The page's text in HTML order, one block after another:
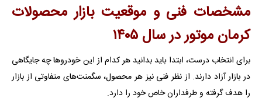
مشخصات فنی و موقعیت بازار محصولات
کرمان موتور در سال ۱۴۰۵
برای انتخاب درست، ابتدا باید بدانید هر کدام از این خودروها چه جایگاهی
در بازار آزاد دارند. از نظر فنی نیز هر محصول، سگمنت‌های متفاوتی از بازار
را هدف گرفته‌ و طرفداران خاص خود را دارد.